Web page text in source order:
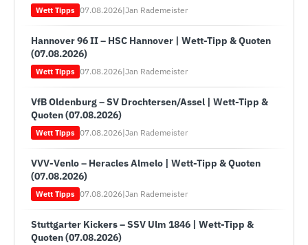
Wett Tipps 07.08.2026|Jan Rademeister
Hannover 96 II – HSC Hannover | Wett-Tipp & Quoten
(07.08.2026)
Wett Tipps 07.08.2026|Jan Rademeister
VfB Oldenburg – SV Drochtersen/Assel | Wett-Tipp &
Quoten (07.08.2026)
Wett Tipps 07.08.2026|Jan Rademeister
VVV-Venlo – Heracles Almelo | Wett-Tipp & Quoten
(07.08.2026)
Wett Tipps 07.08.2026|Jan Rademeister
Stuttgarter Kickers – SSV Ulm 1846 | Wett-Tipp &
Quoten (07.08.2026)